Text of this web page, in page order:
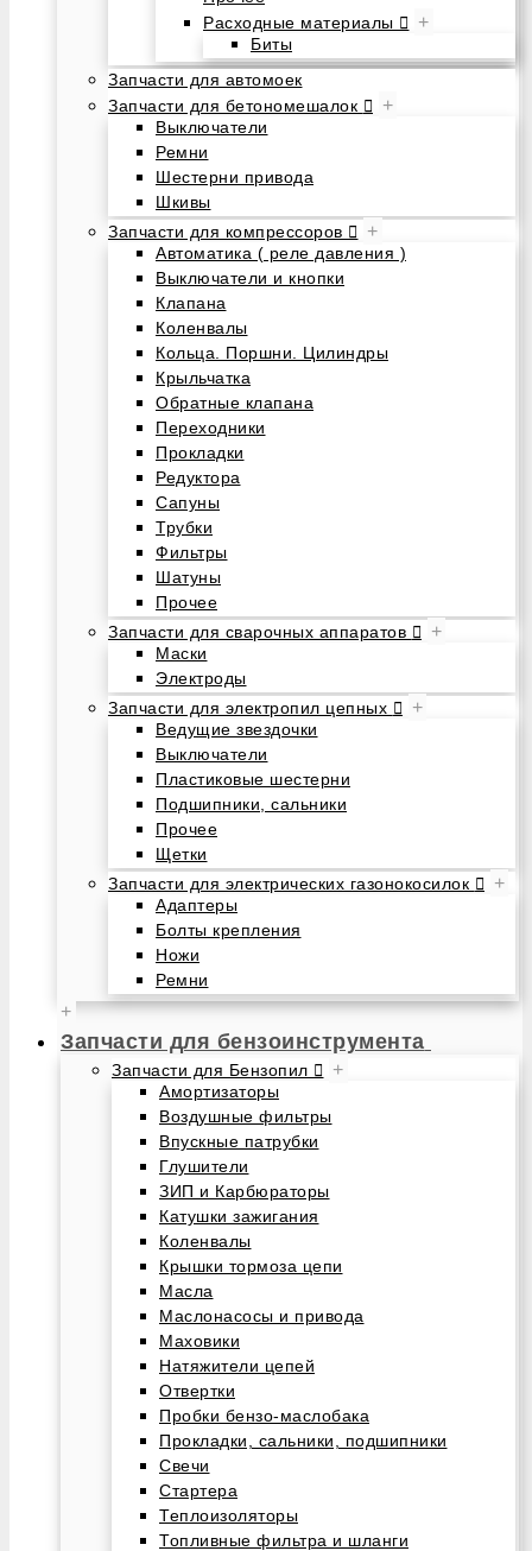
Расходные материалы
+
Биты
Запчасти для автомоек
Запчасти для бетономешалок
+
Выключатели
Ремни
Шестерни привода
Шкивы
Запчасти для компрессоров
+
Автоматика ( реле давления )
Выключатели и кнопки
Клапана
Коленвалы
Кольца. Поршни. Цилиндры
Крыльчатка
Обратные клапана
Переходники
Прокладки
Редуктора
Сапуны
Трубки
Фильтры
Шатуны
Прочее
Запчасти для сварочных аппаратов
+
Маски
Электроды
Запчасти для электропил цепных
+
Ведущие звездочки
Выключатели
Пластиковые шестерни
Подшипники, сальники
Прочее
Щетки
Запчасти для электрических газонокосилок
+
Адаптеры
Болты крепления
Ножи
Ремни
+
Запчасти для бензоинструмента
Запчасти для Бензопил +
Амортизаторы
Воздушные фильтры
Впускные патрубки
Глушители
ЗИП и Карбюраторы
Катушки зажигания
Коленвалы
Крышки тормоза цепи
Масла
Маслонасосы и привода
Маховики
Натяжители цепей
Отвертки
Пробки бензо-маслобака
Прокладки, сальники, подшипники
Свечи
Стартера
Теплоизоляторы
Топливные фильтра и шланги